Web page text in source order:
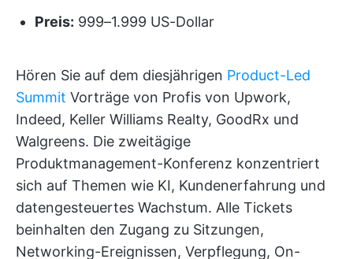
Preis: 999–1.999 US-Dollar
Hören Sie auf dem diesjährigen Product-Led
Summit Vorträge von Profis von Upwork,
Indeed, Keller Williams Realty, GoodRx und
Walgreens. Die zweitägige
Produktmanagement-Konferenz konzentriert
sich auf Themen wie KI, Kundenerfahrung und
datengesteuertes Wachstum. Alle Tickets
beinhalten den Zugang zu Sitzungen,
Networking-Ereignissen, Verpflegung, On-